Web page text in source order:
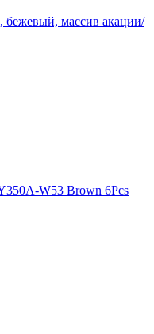
бежевый, массив акации/
W53 Brown 6Pcs